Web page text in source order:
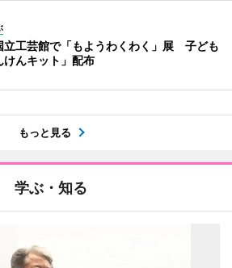
立工芸館で「もようわくわく」展 子ども
けんキット」配布
もっと見る
学ぶ・知る